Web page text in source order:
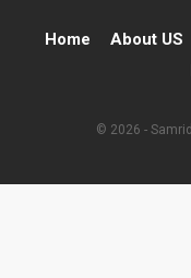
Home About US
© 2026 -